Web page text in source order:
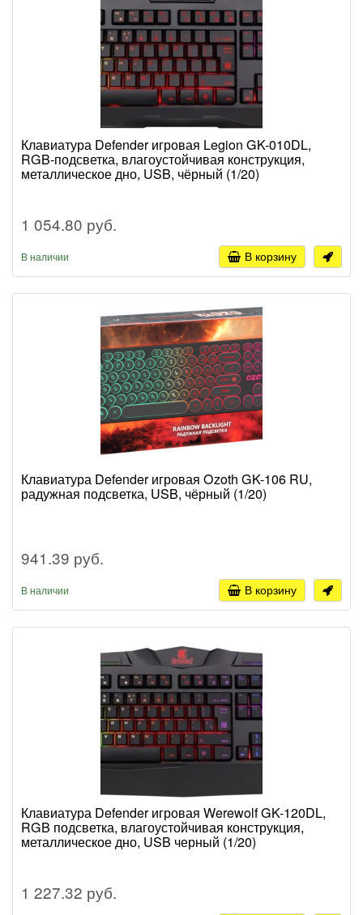
Клавиатура Defender игровая Legion GK-010DL,
RGB-подсветка, влагоустойчивая конструкция,
металлическое дно, USB, чёрный (1/20)
1 054.80 руб.
В наличии В корзину
Клавиатура Defender игровая Ozoth GK-106 RU,
радужная подсветка, USB, чёрный (1/20)
941.39 руб.
В наличии В корзину
Клавиатура Defender игровая Werewolf GK-120DL,
RGB подсветка, влагоустойчивая конструкция,
металлическое дно, USB черный (1/20)
1 227.32 руб.